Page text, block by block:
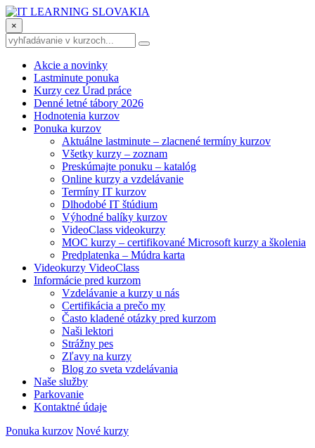
×
Akcie a novinky
Lastminute ponuka
Kurzy cez Úrad práce
Denné letné tábory 2026
Hodnotenia kurzov
Ponuka kurzov
Aktuálne lastminute – zlacnené termíny kurzov
Všetky kurzy – zoznam
Preskúmajte ponuku – katalóg
Online kurzy a vzdelávanie
Termíny IT kurzov
Dlhodobé IT štúdium
Výhodné balíky kurzov
VideoClass videokurzy
MOC kurzy – certifikované Microsoft kurzy a školenia
Predplatenka – Múdra karta
Videokurzy VideoClass
Informácie pred kurzom
Vzdelávanie a kurzy u nás
Certifikácia a prečo my
Často kladené otázky pred kurzom
Naši lektori
Strážny pes
Zľavy na kurzy
Blog zo sveta vzdelávania
Naše služby
Parkovanie
Kontaktné údaje
Ponuka kurzov Nové kurzy